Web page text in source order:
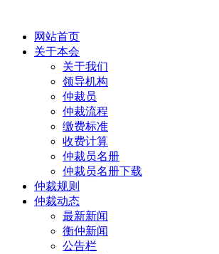
网站首页
关于本会
关于我们
领导机构
仲裁员
仲裁流程
缴费标准
收费计算
仲裁员名册
仲裁员名册下载
仲裁规则
仲裁动态
最新新闻
衡仲新闻
公告栏